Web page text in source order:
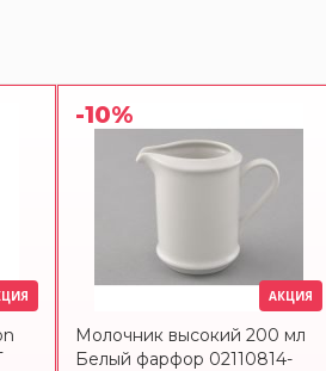
-10%
АКЦИЯ
Молочник высокий 200 мл
Белый фарфор 02110814-